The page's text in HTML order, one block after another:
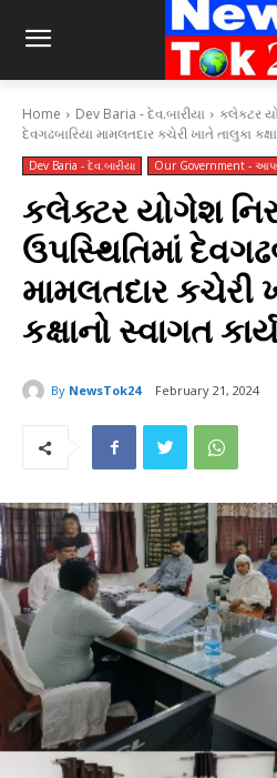
Home Dev Baria - દેવ.બારીયા
કલેક્ટર
દેવગઢબારિયા મામલતદાર કચેરી ખાતે તાલુકા
Dev Baria - દેવ.બારીયા Our Government -
કલેક્ટર યોગેશ
ઉપસ્થિતિમાં
મામલતદાર કચેરી
કક્ષાનો સ્વાગત
By NewsTok24 February 21, 2024